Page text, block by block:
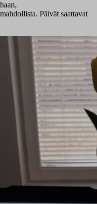
Päivät saattavat